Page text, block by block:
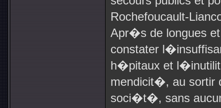
Rochefoucault-
Apr�s de longues
constater
h�pitaux et
mendicit�, au sortir
soci�t�, sans